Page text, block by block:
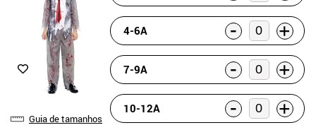
Guia de tamanhos
4-6A - +
7-9A - +
10-12A - +